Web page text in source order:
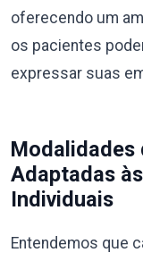
oferecendo um
os pacientes
expressar suas
Modalidades
Adaptadas
Individuais
Entendemos que